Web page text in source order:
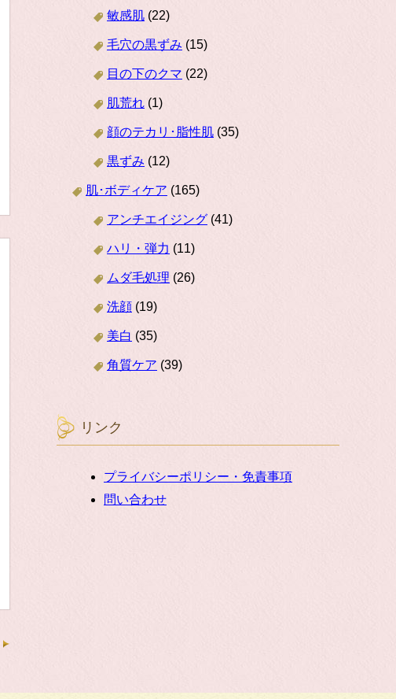
敏感肌 (22)
毛穴の黒ずみ (15)
目の下のクマ (22)
肌荒れ (1)
顔のテカリ･脂性肌 (35)
黒ずみ (12)
肌･ボディケア (165)
アンチエイジング (41)
ハリ・弾力 (11)
ムダ毛処理 (26)
洗顔 (19)
美白 (35)
角質ケア (39)
リンク
プライバシーポリシー・免責事項
問い合わせ